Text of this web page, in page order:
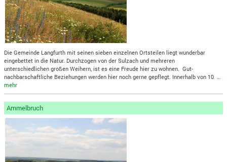
Die Gemeinde Langfurth mit seinen sieben einzelnen Ortsteilen liegt wunderbar
eingebettet in die Natur. Durchzogen von der Sulzach und mehreren
unterschiedlichen großen Weihern, ist es eine Freude hier zu wohnen. Gut-
nachbarschaftliche Beziehungen werden hier noch gerne gepflegt. Innerhalb von 10…
mehr
Ammelbruch